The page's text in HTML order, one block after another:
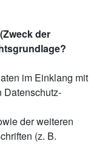
der
im Einklang mit
Datenschutz-
der weiteren
(z. B.